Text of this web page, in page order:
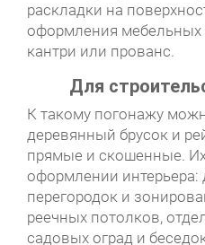
раскладки на
оформления мебельных
кантри или прованс.
Для
К такому погонажу
деревянный брусок и
прямые и скошенные.
оформлении интерьера:
перегородок и
реечных потолков,
садовых оград и